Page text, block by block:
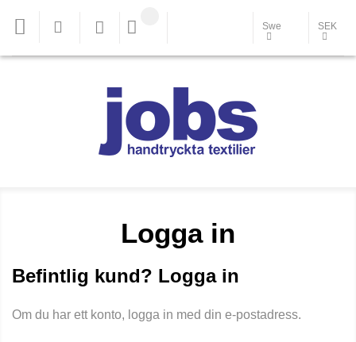
Swe SEK
Logga in
Befintlig kund? Logga in
Om du har ett konto, logga in med din e-postadress.